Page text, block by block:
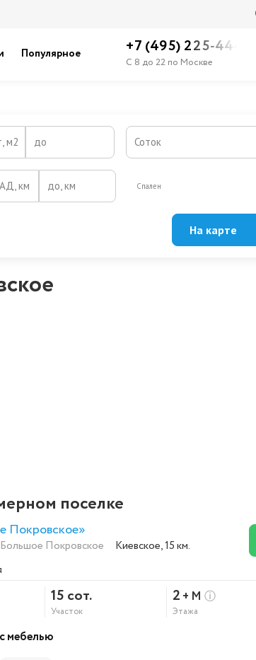
Популярное +7 (495) 225-44-XX
С 8 до 22 по Москве
м2 до Соток
км до, км Спален
На карте
поселке
Покровское»
Большое Покровское Киевское, 15 км.
ссылку
15 сот.
Участок
2 + М ⓘ
Этажа
мебелью